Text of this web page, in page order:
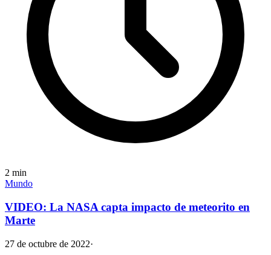
2 min
Mundo
VIDEO: La NASA capta impacto de meteorito en
Marte
27 de octubre de 2022·